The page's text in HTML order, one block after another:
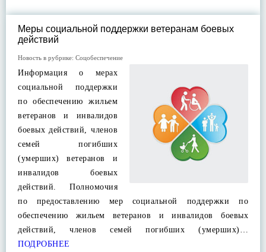
Меры социальной поддержки ветеранам боевых
действий
Новость в рубрике: Соцобеспечение
Информация о мерах
социальной поддержки
по обеспечению жильем
ветеранов и инвалидов
боевых действий, членов
семей погибших
(умерших) ветеранов и
инвалидов боевых
действий. Полномочия
по предоставлению мер социальной поддержки по
обеспечению жильем ветеранов и инвалидов боевых
действий, членов семей погибших (умерших)…
ПОДРОБНЕЕ